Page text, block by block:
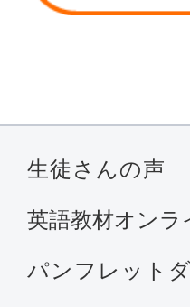
生徒さんの声
英語教材オンラ
パンフレット